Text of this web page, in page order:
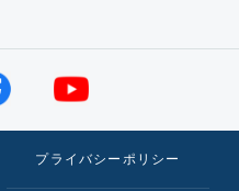
プライバシーポリシー